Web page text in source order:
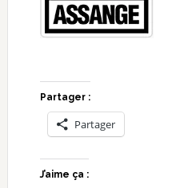
Partager :
Partager
J’aime ça :